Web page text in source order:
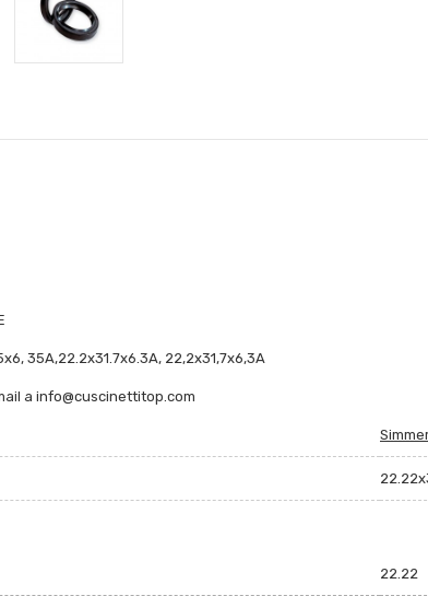
35A,22.2x31.7x6.3A, 22,2x31,7x6,3A
a info@cuscinettitop.com
22.22